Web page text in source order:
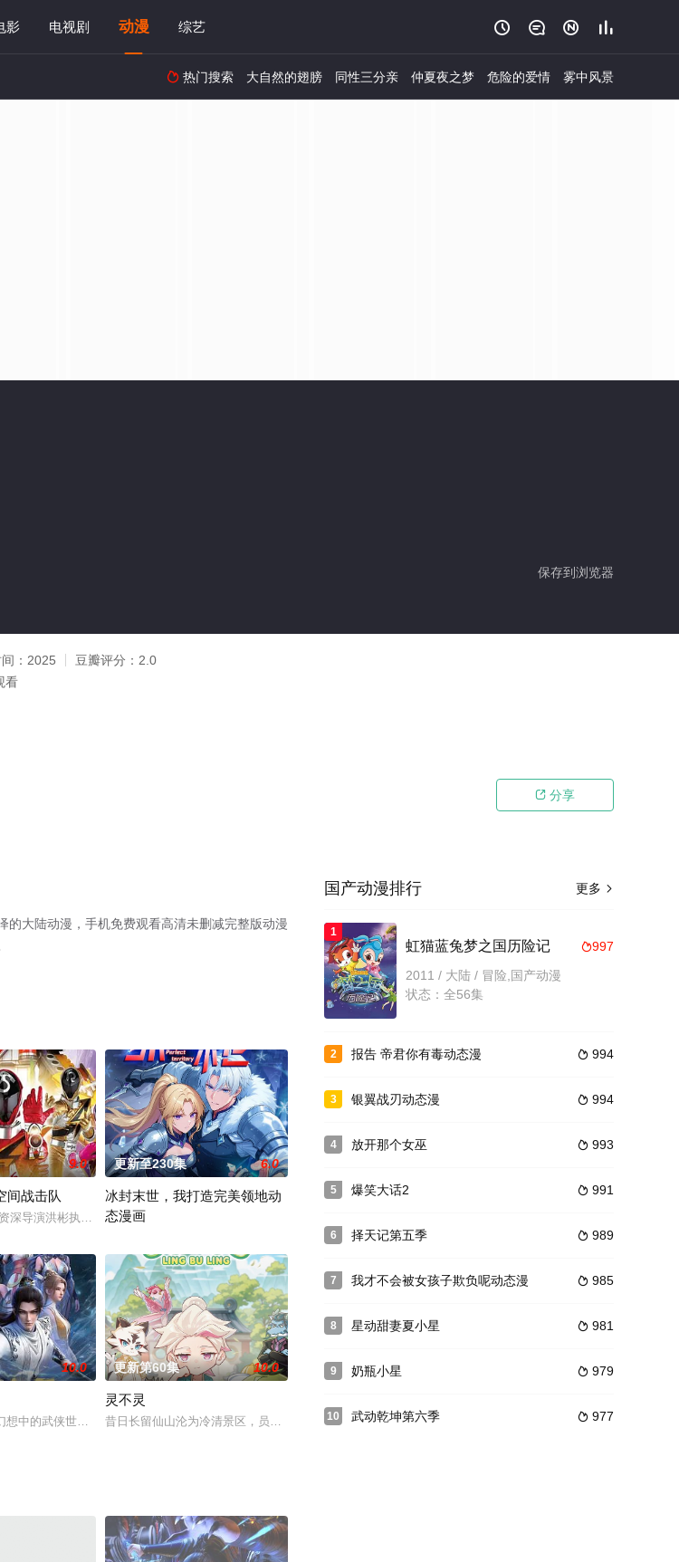
影 电视剧 动漫 综艺    
 热门搜索 大自然的翅膀 同性三分亲 仲夏夜之梦 危险的爱情 雾中风景
保存到浏览器
： 2025 豆瓣评分： 2.0
看
 分享
大陆动漫，手机免费观看高清未删减完整版动漫
9.0
间战击队
深导演洪彬执导、象山县人民 政府协助拍摄的系列科幻电视剧《巨 神战击队
更新至230集 6.0
冰封末世，我打造完美领地动
态漫画
游戏《冰封纪元》降临现实，零下70度只靠一座篝火。曹星激活唯一SSS级“永恒之力”，囤粮
”时，表哥不幸被能量反噬。为了救出表
10.0
想中的武侠世界，这个世界普通人可以通过不断习武修练内功，激发自身精神与身
更新第60集 10.0
灵不灵
昔日长留仙山沦为冷清景区，员工静恒接到关停通知，收拾行李时碰倒木箱，唤醒了因被遗忘而沉睡
更多 
国产动漫排行
1
997
虹猫蓝兔梦之国历险记
2011 / 大陆 / 冒险,国产动漫
状态：全56集
2  994
报告 帝君你有毒动态漫
3  994
银翼战刃动态漫
4  993
放开那个女巫
5  991
爆笑大话2
6  989
择天记第五季
7  985
我才不会被女孩子欺负呢动态漫
8  981
星动甜妻夏小星
9  979
奶瓶小星
10  977
武动乾坤第六季